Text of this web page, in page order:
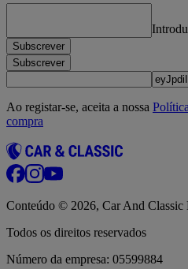
Subscrever
Subscrever
Ao registar-se, aceita a nossa
compra
Conteúdo © 2026, Car And Classic
Todos os direitos reservados
Número da empresa: 05599884